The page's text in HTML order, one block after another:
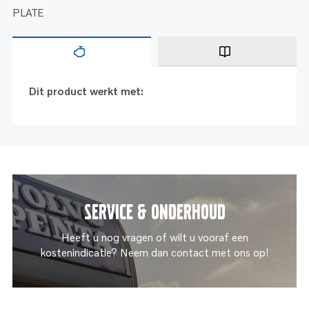
PLATE
Dit product werkt met:
Service & onderhoud
Heeft u nog vragen of wilt u vooraf een
kostenindicatie? Neem dan contact met ons op!